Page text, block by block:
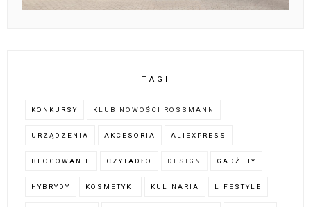
TAGI
KONKURSY KLUB NOWOŚCI ROSSMANN
URZĄDZENIA AKCESORIA ALIEXPRESS
BLOGOWANIE CZYTADŁO DESIGN GADŻETY
HYBRYDY KOSMETYKI KULINARIA LIFESTYLE